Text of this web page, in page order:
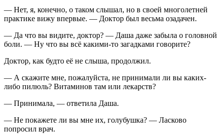
— Нет, я, конечно, о таком слышал, но в своей многолетней
практике вижу впервые. — Доктор был весьма озадачен.
— Да что вы видите, доктор? — Даша даже забыла о головной
боли. — Ну что вы всё какими-то загадками говорите?
Доктор, как будто её не слыша, продолжил.
— А скажите мне, пожалуйста, не принимали ли вы каких-
либо пилюль? Витаминов там или лекарств?
— Принимала, — ответила Даша.
— Не покажете ли вы мне их, голубушка? — Ласково
попросил врач.